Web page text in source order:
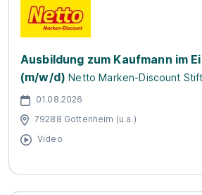
Ausbildung zum Kaufmann im
(m/w/d) Netto Marken-Discount
01.08.2026
79288 Gottenheim (u.a.)
Video